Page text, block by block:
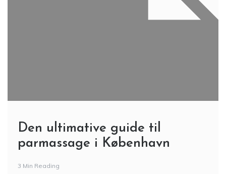
Den ultimative guide til
parmassage i København
3 Min Reading